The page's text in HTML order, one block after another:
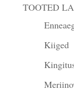
TOOTED
Kiiged